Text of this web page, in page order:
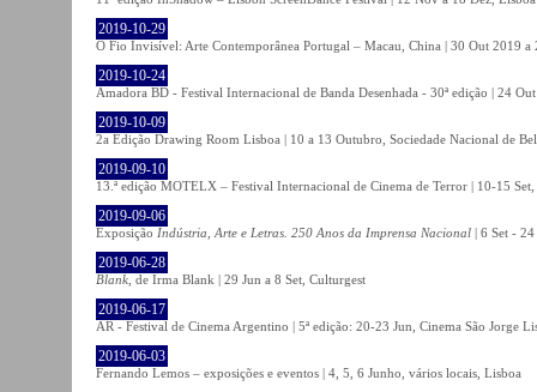
2019-10-29
O Fio Invisível: Arte Contemporânea Portugal – Macau, China | 30 Out 2019
2019-10-24
Amadora BD - Festival Internacional de Banda Desenhada - 30ª edição | 24
2019-10-09
2a Edição Drawing Room Lisboa | 10 a 13 Outubro, Sociedade Nacional de
2019-09-10
13.ª edição MOTELX – Festival Internacional de Cinema de Terror | 10-15
2019-09-06
Exposição Indústria, Arte e Letras. 250 Anos da Imprensa Nacional | 6 Set -
2019-06-28
Blank , de Irma Blank | 29 Jun a 8 Set, Culturgest
2019-06-17
AR - Festival de Cinema Argentino | 5ª edição: 20-23 Jun, Cinema São Jorge
2019-06-03
Fernando Lemos – exposições e eventos | 4, 5, 6 Junho, vários locais, Lisboa